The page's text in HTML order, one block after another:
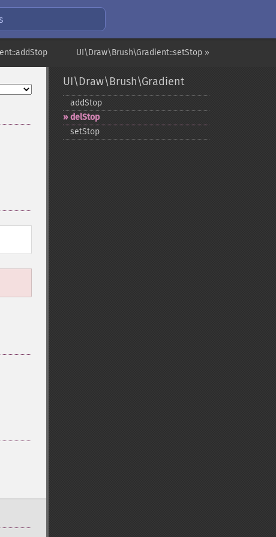
UI\Draw\Brush\Gradient::setStop »
UI\Draw\Brush\Gradient
addStop
delStop
setStop